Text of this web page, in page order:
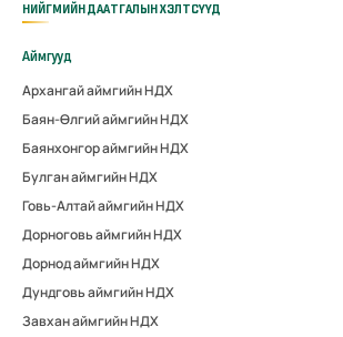
НИЙГМИЙН ДААТГАЛЫН ХЭЛТСҮҮД
Аймгууд
Архангай аймгийн НДХ
Баян-Өлгий аймгийн НДХ
Баянхонгор аймгийн НДХ
Булган аймгийн НДХ
Говь-Алтай аймгийн НДХ
Дорноговь аймгийн НДХ
Дорнод аймгийн НДХ
Дундговь аймгийн НДХ
Завхан аймгийн НДХ